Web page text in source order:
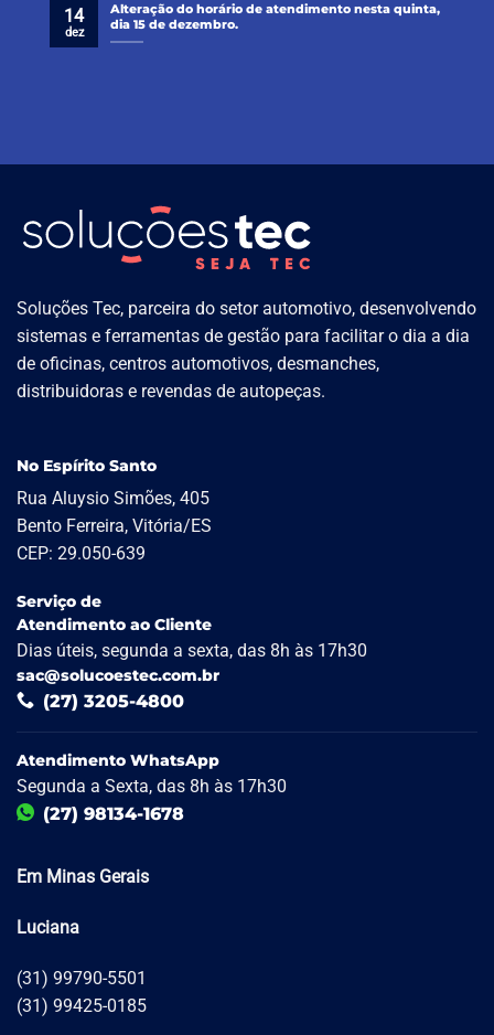
Alteração do horário de atendimento nesta quinta,
dia 15 de dezembro.
14
dez
Soluções Tec, parceira do setor automotivo, desenvolvendo
sistemas e ferramentas de gestão para facilitar o dia a dia
de oficinas, centros automotivos, desmanches,
distribuidoras e revendas de autopeças.
No Espírito Santo
Rua Aluysio Simões, 405
Bento Ferreira, Vitória/ES
CEP: 29.050-639
Serviço de
Atendimento ao Cliente
Dias úteis, segunda a sexta, das 8h às 17h30
sac@solucoestec.com.br
(27) 3205-4800
Atendimento WhatsApp
Segunda a Sexta, das 8h às 17h30
(27) 98134-1678
Em Minas Gerais
Luciana
(31) 99790-5501
(31) 99425-0185